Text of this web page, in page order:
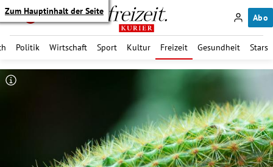
Zum Hauptinhalt der Seite
Abo
Politik Wirtschaft Sport Kultur Freizeit Gesundheit Stars